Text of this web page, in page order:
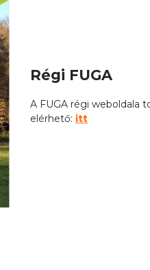
Régi FUGA
A FUGA régi weboldala
elérhető: itt